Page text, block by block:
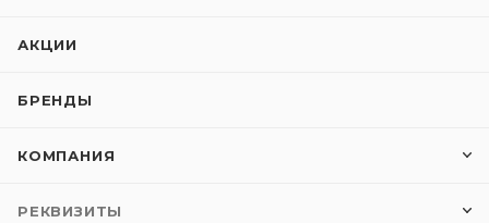
АКЦИИ
БРЕНДЫ
КОМПАНИЯ
РЕКВИЗИТЫ